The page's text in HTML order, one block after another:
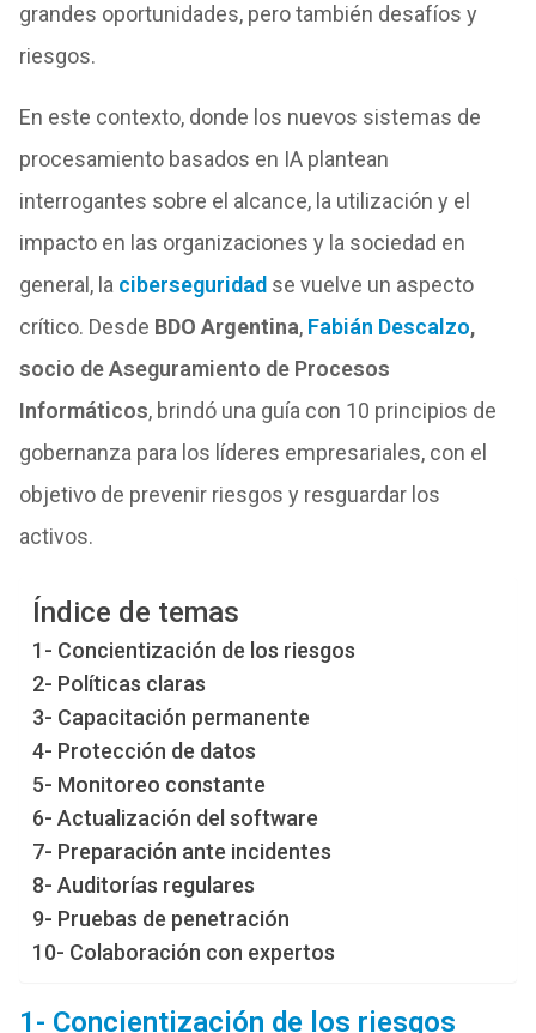
grandes oportunidades, pero también desafíos y
riesgos.
En este contexto, donde los nuevos sistemas de
procesamiento basados en IA plantean
interrogantes sobre el alcance, la utilización y el
impacto en las organizaciones y la sociedad en
general, la ciberseguridad se vuelve un aspecto
crítico. Desde BDO Argentina, Fabián Descalzo,
socio de Aseguramiento de Procesos
Informáticos, brindó una guía con 10 principios de
gobernanza para los líderes empresariales, con el
objetivo de prevenir riesgos y resguardar los
activos.
Índice de temas
1- Concientización de los riesgos
2- Políticas claras
3- Capacitación permanente
4- Protección de datos
5- Monitoreo constante
6- Actualización del software
7- Preparación ante incidentes
8- Auditorías regulares
9- Pruebas de penetración
10- Colaboración con expertos
1- Concientización de los riesgos